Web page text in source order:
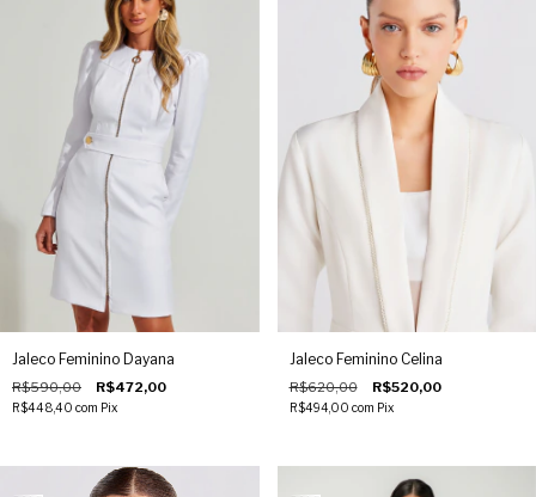
Jaleco Feminino Dayana
R$590,00 R$472,00
R$448,40 com Pix
Jaleco Feminino Celina
R$620,00 R$520,00
R$494,00 com Pix